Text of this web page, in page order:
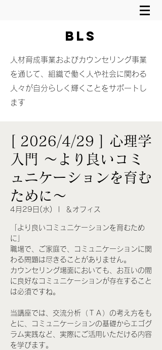
BLS
​人材育成事業およびカウンセリング事業
を通じて、組織で働く人や社会に関わる
人々が自分らしく輝くことをサポートし
ます
[ 2026/4/29 ] 心理学
入門 〜より良いコミ
ュニケーションを育む
ために〜
4月29日(水) ＆オフィス
「より良いコミュニケーションを育むため
に」
職場で、ご家庭で、コミュニケーションに関
わる問題は尽きることがありません。
カウンセリング場面においても、お互いの間
に良好なコミュニケーションが存在すること
は必須ですね。
当講座では、交流分析（ＴＡ）の考え方をも
とに、コミュニケーションの基礎からエゴグ
ラム実践など、実際にご活用いただける内容
を学びます。